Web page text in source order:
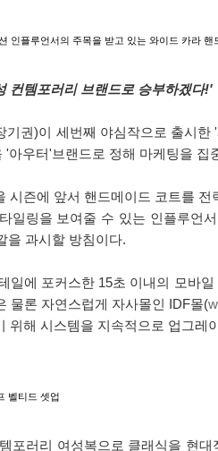
인플루언서의 주목을 받고 있는 와이드 카라 핸
컨템포러리 브랜드로 승부하겠다!'
기권)이 세번째 야심작으로 출시
'아우터'브랜드로 정해 마케팅을
시즌에 앞서 핸드메이드 코트를
일링을 보여줄 수 있는 인플루언
을 과시할 방침이다.
일에 포커스한 15초 이내의 모바
물론 자연스럽게 자사몰인 IDF몰(
위해 시스템을 지속적으로 업그레
벨티드 셋업
포러리 여성복으로 클래식을 현